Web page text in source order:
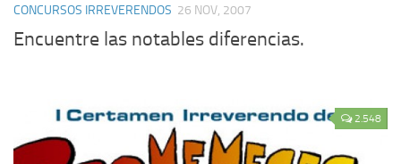
CONCURSOS IRREVERENDOS 26 NOV, 2007
Encuentre las notables diferencias.
2.548